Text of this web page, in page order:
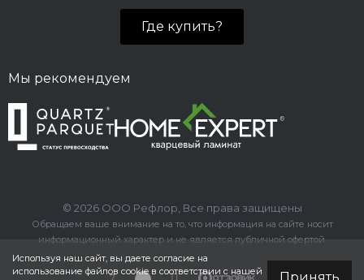
Где купить?
Мы рекомендуем
© 2026 ООО Рефлор, Все права защищены
Обращаем ваше внимание на то, что информация на сайте носит
информационный характер и не является публичной офертой.
Используя наш сайт, вы даете согласие на
использование файлов cookie в соответствии с нашей